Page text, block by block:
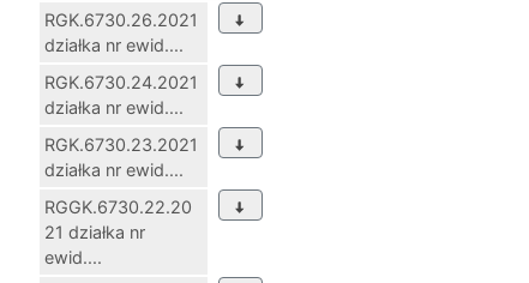
RGK.6730.26.2021
działka nr ewid....
RGK.6730.24.2021
działka nr ewid....
RGK.6730.23.2021
działka nr ewid....
RGGK.6730.22.20
21 działka nr
ewid....